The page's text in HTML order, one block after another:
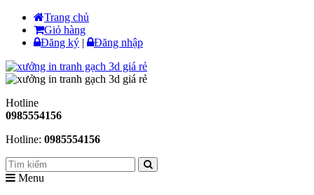
Trang chủ
Giỏ hàng
Đăng ký | Đăng nhập
Hotline
0985554156
Hotline: 0985554156
Menu